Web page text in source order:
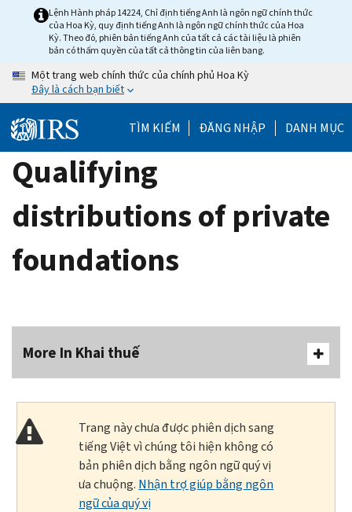
Lệnh Hành pháp 14224, Chỉ định tiếng Anh là ngôn ngữ chính thức
của Hoa Kỳ, quy định tiếng Anh là ngôn ngữ chính thức của Hoa
Kỳ. Theo đó, phiên bản tiếng Anh của tất cả các tài liệu là phiên
bản có thẩm quyền của tất cả thông tin của liên bang.
Một trang web chính thức của chính phủ Hoa Kỳ
Đây là cách bạn biết
TÌM KIẾM ĐĂNG NHẬP DANH MỤC
Qualifying
distributions of private
foundations
More In Khai thuế
Trang này chưa được phiên dịch sang
tiếng Việt vì chúng tôi hiện không có
bản phiên dịch bằng ngôn ngữ quý vị
ưa chuộng. Nhận trợ giúp bằng ngôn
ngữ của quý vị